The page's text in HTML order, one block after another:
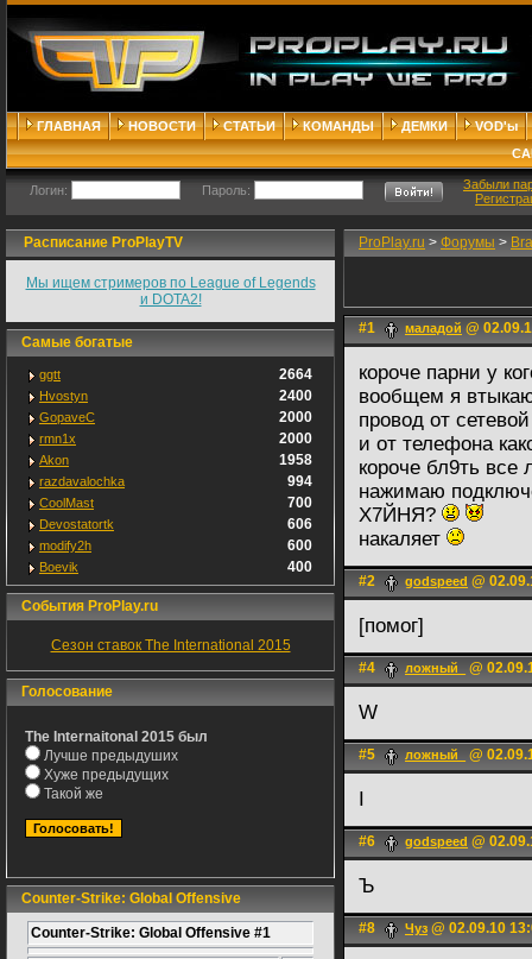
ГЛАВНАЯ НОВОСТИ СТАТЬИ КОМАНДЫ ДЕМКИ
VOD'ы
Логин: Пароль:
Забыли
Расписание ProPlayTV
Мы ищем стримеров по League of Legends
и DOTA2!
Самые богатые
ggtt 2664
Hvostyn 2400
GopaveC 2000
rmn1x 2000
Akon 1958
razdavalochka 994
CoolMast 700
Devostatortk 606
modify2h 600
Boevik 400
События ProPlay.ru
Сезон ставок The International 2015
Голосование
The Internaitonal 2015 был
Лучше предыдуших
Хуже предыдущих
Такой же
Counter-Strike: Global Offensive
Counter-Strike: Global Offensive #1
ProPlay.ru > Форумы >
#1 маладой @
короче парни у
вообщем я
провод от
и от телефона
короче бл9ть все
нажимаю
Х7ЙНЯ?
накаляет
#2 godspeed @
[помог]
#4 ложный_ @
W
#5 ложный_ @
I
#6 godspeed @
Ъ
#8 Чуз @ 02.09.10